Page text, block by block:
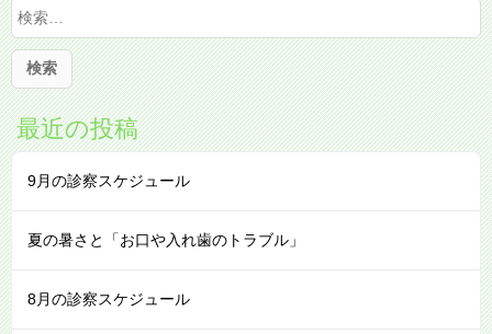
索
:
最近の投稿
9月の診察スケジュール
夏の暑さと「お口や入れ歯のトラブル」
8月の診察スケジュール